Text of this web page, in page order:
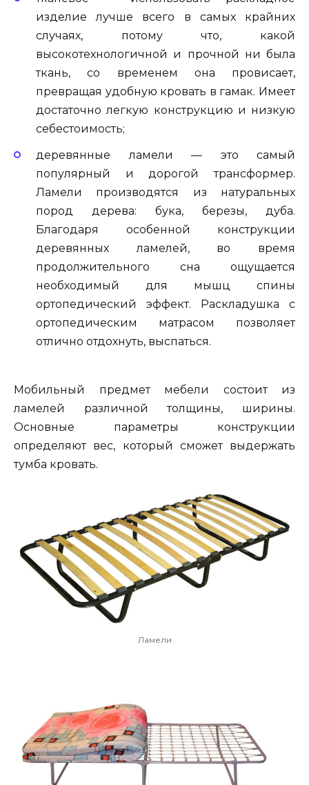
изделие лучше всего в самых крайних
случаях, потому что, какой
высокотехнологичной и прочной ни была
ткань, со временем она провисает,
превращая удобную кровать в гамак. Имеет
достаточно легкую конструкцию и низкую
себестоимость;
деревянные ламели — это самый
популярный и дорогой трансформер.
Ламели производятся из натуральных
пород дерева: бука, березы, дуба.
Благодаря особенной конструкции
деревянных ламелей, во время
продолжительного сна ощущается
необходимый для мышц спины
ортопедический эффект. Раскладушка с
ортопедическим матрасом позволяет
отлично отдохнуть, выспаться.
Мобильный предмет мебели состоит из
ламелей различной толщины, ширины.
Основные параметры конструкции
определяют вес, который сможет выдержать
тумба кровать.
Ламели